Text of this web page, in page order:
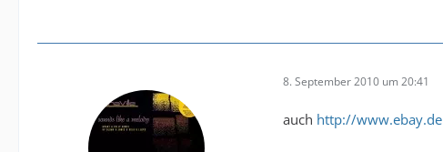
8. September 2010 um 20:41
auch http://www.ebay.de